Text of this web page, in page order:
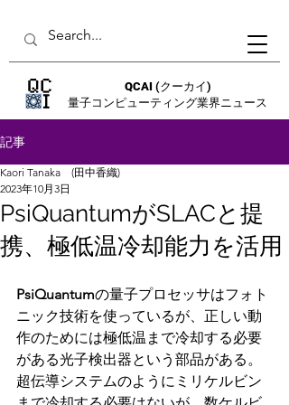
QCAI (クーカイ)
量子コンピューティング業界ニュース
記事
PsiQuantumがSLACと提
携、極低温冷却能力を活用
Kaori Tanaka (田中香織)
2023年10月3日
PsiQuantumの量子プロセッサはフォト
ニック技術を使っているが、正しい動
作のためには極低温まで冷却する必要
がある光子検出器という部品がある。
超伝導システムのようにミリケルビン